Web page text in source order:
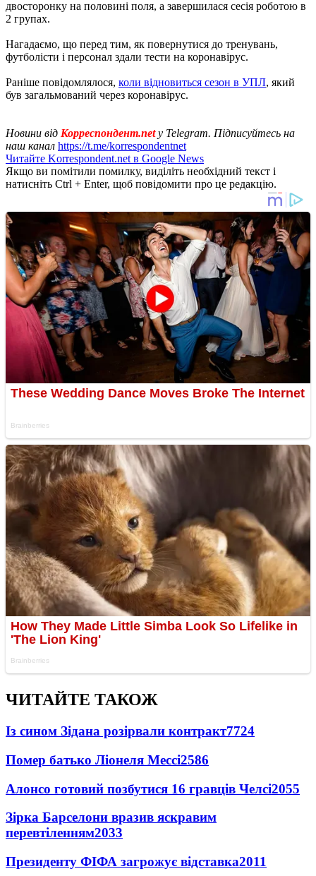
двосторонку на половині поля, а завершилася сесія роботою в
2 групах.
Нагадаємо, що перед тим, як повернутися до тренувань,
футболісти і персонал здали тести на коронавірус.
Раніше повідомлялося, коли відновиться сезон в УПЛ, який
був загальмований через коронавірус.
Новини від Корреспондент.net у Telegram. Підписуйтесь на
наш канал https://t.me/korrespondentnet
Читайте Korrespondent.net в Google News
Якщо ви помітили помилку, виділіть необхідний текст і
натисніть Ctrl + Enter, щоб повідомити про це редакцію.
ЧИТАЙТЕ ТАКОЖ
Із сином Зідана розірвали контракт7724
Помер батько Ліонеля Мессі2586
Алонсо готовий позбутися 16 гравців Челсі2055
Зірка Барселони вразив яскравим
перевтіленням2033
Президенту ФІФА загрожує відставка2011